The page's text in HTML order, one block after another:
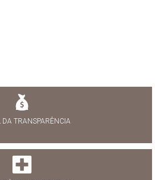
DA TRANSPARÊNCIA